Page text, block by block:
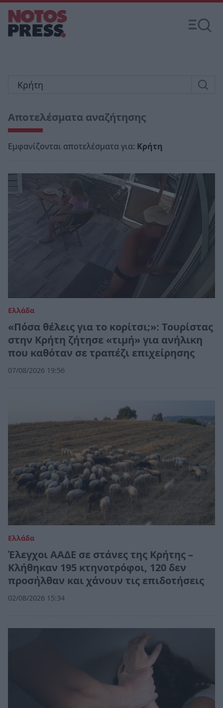
Αποτελέσματα αναζήτησης
Εμφανίζονται αποτελέσματα για: Κρήτη
Ελλάδα
«Πόσα θέλεις για το κορίτσι;»: Τουρίστας
στην Κρήτη ζήτησε «τιμή» για ανήλικη
που καθόταν σε τραπέζι επιχείρησης
07/08/2026 19:56
Ελλάδα
Έλεγχοι ΑΑΔΕ σε στάνες της Κρήτης –
Κλήθηκαν 195 κτηνοτρόφοι, 120 δεν
προσήλθαν και χάνουν τις επιδοτήσεις
02/08/2026 15:34